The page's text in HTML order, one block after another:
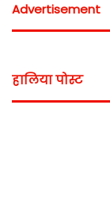
Advertisement
हालिया पोस्ट